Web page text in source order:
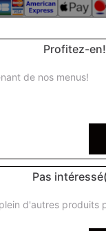
Profitez-
de nos menus!
Pas
d'autres produits